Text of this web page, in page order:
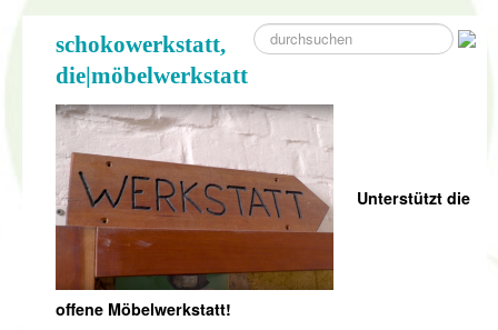
suche
schokowerkstatt,
die|möbelwerkstatt
Unterstützt die
offene Möbelwerkstatt!